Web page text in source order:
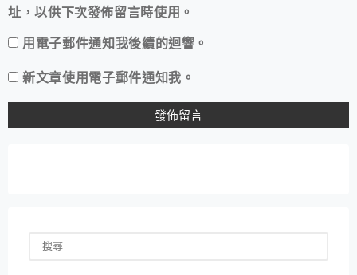
址，以供下次發佈留言時使用。
用電子郵件通知我後續的迴響。
新文章使用電子郵件通知我。